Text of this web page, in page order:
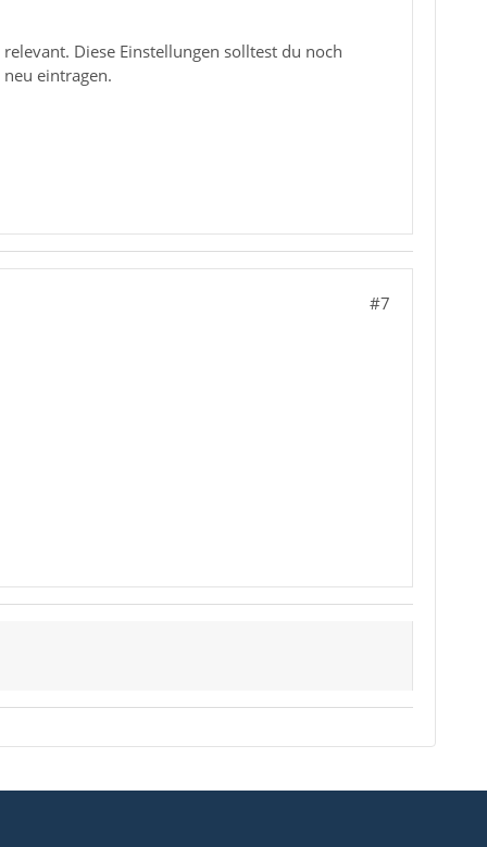
Diese Einstellungen solltest du noch
eintragen.
#7